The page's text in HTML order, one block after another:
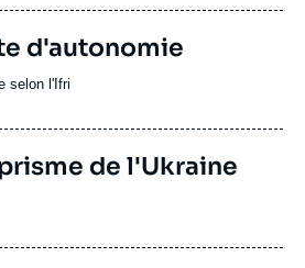
d'autonomie
selon l'Ifri
de l'Ukraine